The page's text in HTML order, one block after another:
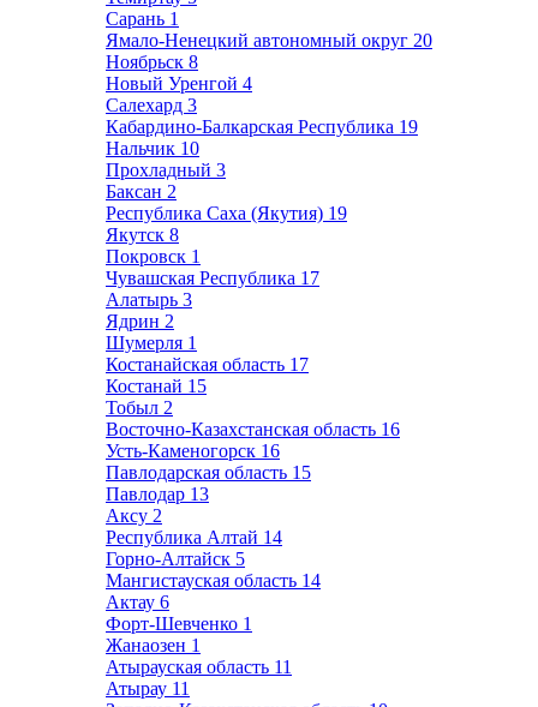
Сарань 1
Ямало-Ненецкий автономный округ 20
Ноябрьск 8
Новый Уренгой 4
Салехард 3
Кабардино-Балкарская Республика 19
Нальчик 10
Прохладный 3
Баксан 2
Республика Саха (Якутия) 19
Якутск 8
Покровск 1
Чувашская Республика 17
Алатырь 3
Ядрин 2
Шумерля 1
Костанайская область 17
Костанай 15
Тобыл 2
Восточно-Казахстанская область 16
Усть-Каменогорск 16
Павлодарская область 15
Павлодар 13
Аксу 2
Республика Алтай 14
Горно-Алтайск 5
Мангистауская область 14
Актау 6
Форт-Шевченко 1
Жанаозен 1
Атырауская область 11
Атырау 11